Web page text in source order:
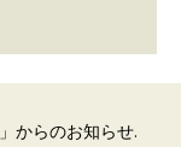
からのお知らせ.